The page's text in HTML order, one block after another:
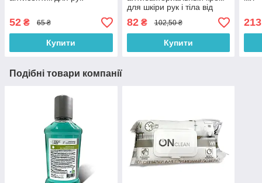
52 ₴ 65 ₴
Купити
для шкіри рук і тіла від
пролежнів, подразнень,
розтріскування
82₴ 102,50 ₴
Купити
Подібні товари компанії